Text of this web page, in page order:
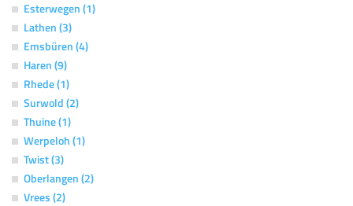
Esterwegen (1)
Lathen (3)
Emsbüren (4)
Haren (9)
Rhede (1)
Surwold (2)
Thuine (1)
Werpeloh (1)
Twist (3)
Oberlangen (2)
Vrees (2)